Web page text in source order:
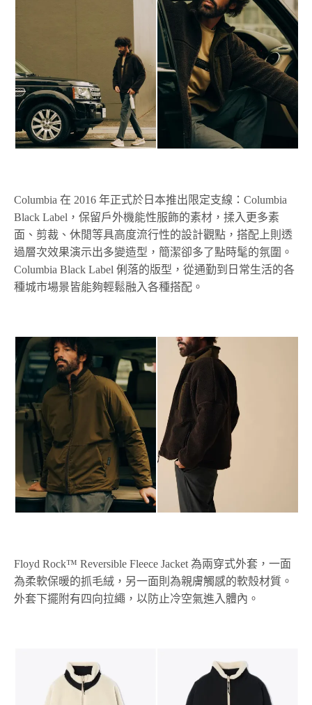
Columbia 在 2016 年正式於日本推出限定支線：Columbia
Black Label，保留戶外機能性服飾的素材，揉入更多素
面、剪裁、休閒等具高度流行性的設計觀點，搭配上則透
過層次效果演示出多變造型，簡潔卻多了點時髦的氛圍。
Columbia Black Label 俐落的版型，從通勤到日常生活的各
種城市場景皆能夠輕鬆融入各種搭配。
Floyd Rock™ Reversible Fleece Jacket 為兩穿式外套，一面
為柔軟保暖的抓毛絨，另一面則為親膚觸感的軟殼材質。
外套下擺附有四向拉繩，以防止冷空氣進入體內。